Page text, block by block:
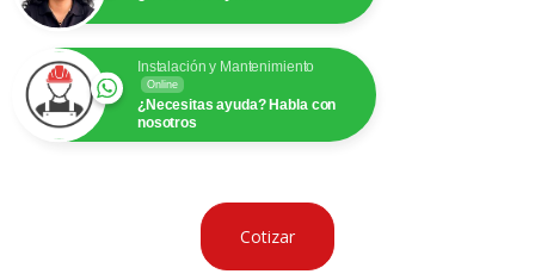
Instalación y Mantenimiento
Online
¿Necesitas ayuda? Habla con
nosotros
Cotizar